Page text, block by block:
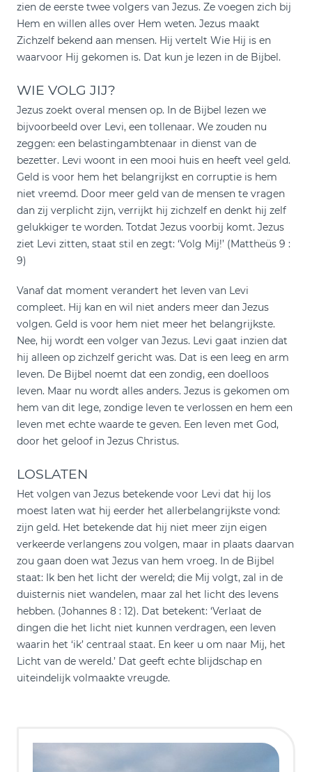
zien de eerste twee volgers van Jezus. Ze voegen zich bij
Hem en willen alles over Hem weten. Jezus maakt
Zichzelf bekend aan mensen. Hij vertelt Wie Hij is en
waarvoor Hij gekomen is. Dat kun je lezen in de Bijbel.
WIE VOLG JIJ?
Jezus zoekt overal mensen op. In de Bijbel lezen we
bijvoorbeeld over Levi, een tollenaar. We zouden nu
zeggen: een belastingambtenaar in dienst van de
bezetter. Levi woont in een mooi huis en heeft veel geld.
Geld is voor hem het belangrijkst en corruptie is hem
niet vreemd. Door meer geld van de mensen te vragen
dan zij verplicht zijn, verrijkt hij zichzelf en denkt hij zelf
gelukkiger te worden. Totdat Jezus voorbij komt. Jezus
ziet Levi zitten, staat stil en zegt: ‘Volg Mij!’ (Mattheüs 9 :
9)
Vanaf dat moment verandert het leven van Levi
compleet. Hij kan en wil niet anders meer dan Jezus
volgen. Geld is voor hem niet meer het belangrijkste.
Nee, hij wordt een volger van Jezus. Levi gaat inzien dat
hij alleen op zichzelf gericht was. Dat is een leeg en arm
leven. De Bijbel noemt dat een zondig, een doelloos
leven. Maar nu wordt alles anders. Jezus is gekomen om
hem van dit lege, zondige leven te verlossen en hem een
leven met echte waarde te geven. Een leven met God,
door het geloof in Jezus Christus.
LOSLATEN
Het volgen van Jezus betekende voor Levi dat hij los
moest laten wat hij eerder het allerbelangrijkste vond:
zijn geld. Het betekende dat hij niet meer zijn eigen
verkeerde verlangens zou volgen, maar in plaats daarvan
zou gaan doen wat Jezus van hem vroeg. In de Bijbel
staat: Ik ben het licht der wereld; die Mij volgt, zal in de
duisternis niet wandelen, maar zal het licht des levens
hebben. (Johannes 8 : 12). Dat betekent: ‘Verlaat de
dingen die het licht niet kunnen verdragen, een leven
waarin het ‘ik’ centraal staat. En keer u om naar Mij, het
Licht van de wereld.’ Dat geeft echte blijdschap en
uiteindelijk volmaakte vreugde.